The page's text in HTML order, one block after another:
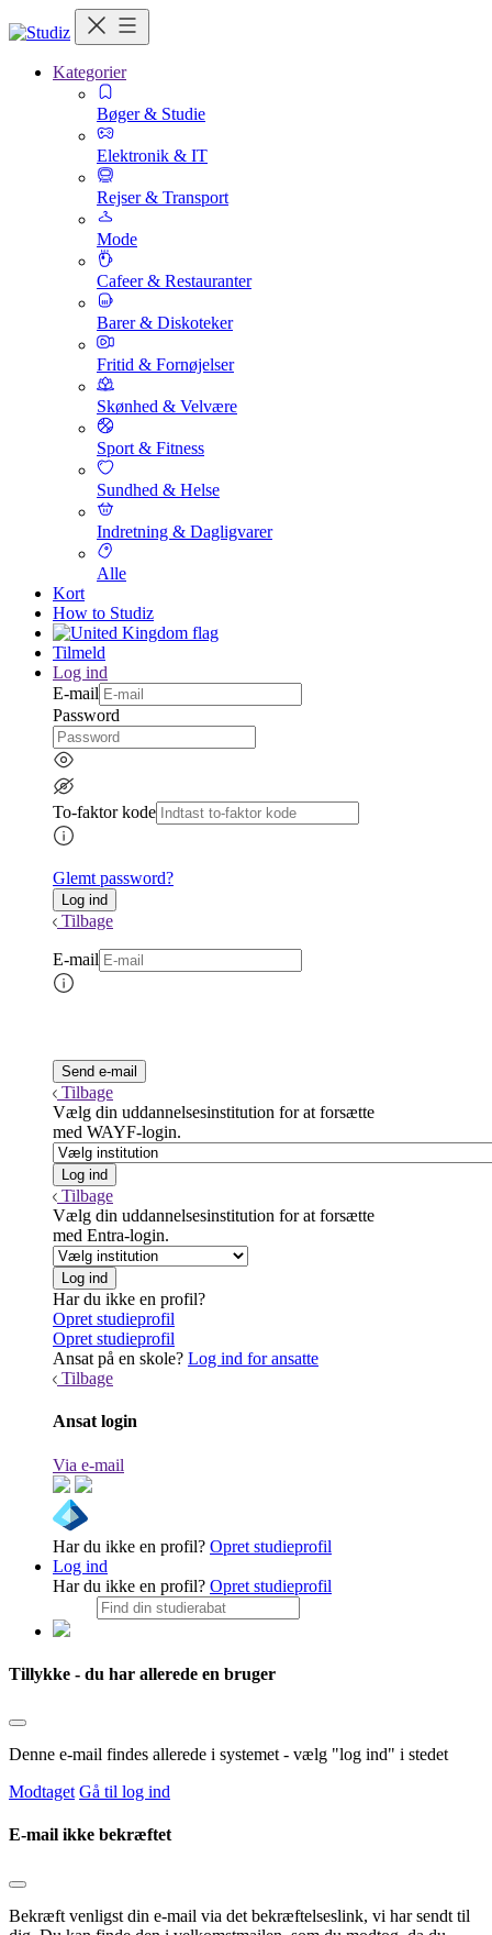
Kategorier
Bøger & Studie
Elektronik & IT
Rejser & Transport
Mode
Cafeer & Restauranter
Barer & Diskoteker
Fritid & Fornøjelser
Skønhed & Velvære
Sport & Fitness
Sundhed & Helse
Indretning & Dagligvarer
Alle
Kort
How to Studiz
Tilmeld
Log ind
E-mail
Password
To-faktor kode
Glemt password?
Tilbage
E-mail
Tilbage
Vælg din uddannelsesinstitution for at forsætte
med WAYF-login.
Tilbage
Vælg din uddannelsesinstitution for at forsætte
med Entra-login.
Har du ikke en profil?
Opret studieprofil
Opret studieprofil
Ansat på en skole? Log ind for ansatte
Tilbage
Ansat login
Via e-mail
Har du ikke en profil? Opret studieprofil
Log ind
Har du ikke en profil? Opret studieprofil
Tillykke - du har allerede en bruger
Denne e-mail findes allerede i systemet - vælg "log ind" i stedet
Modtaget Gå til log ind
E-mail ikke bekræftet
Bekræft venligst din e-mail via det bekræftelseslink, vi har sendt til